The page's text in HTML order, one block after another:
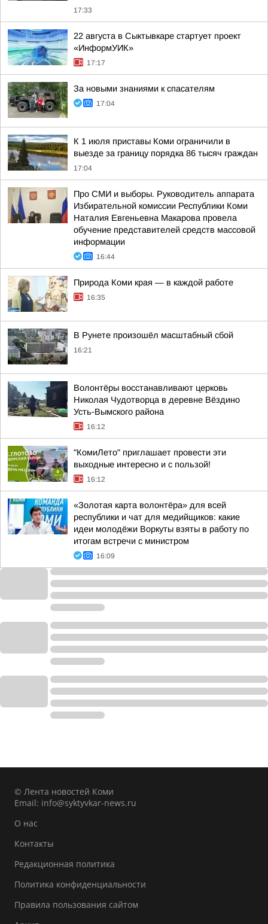
17:33
22 августа в Сыктывкаре стартует проект
«ИнформУИК»
17:17
За новыми знаниями к спасателям
17:04
К 1 июля приставы Коми ограничили в
выезде за границу порядка 86 тысяч граждан
17:04
Про СМИ и выборы. Руководитель аппарата
Избирательной комиссии Республики Коми
Наталия Евгеньевна Макарова провела
обучение представителей средств массовой
информации
16:44
Природа Коми края — в каждой работе
16:35
В Рунете произошёл масштабный сбой
16:21
Волонтёры восстанавливают церковь
Николая Чудотворца в деревне Вёздино
Усть-Вымского района
16:12
"КомиЛето" приглашает провести эти
выходные интересно и с пользой!
16:12
«Золотая карта волонтёра» для всей
республики и чат для медийщиков: какие
идеи молодёжи Воркуты взяты в работу по
итогам встречи с министром
16:09
© Лента новостей Коми
Email: info@syktyvkar-news.ru
О нас
Контакты
Редакционная политика
Политика конфиденциальности
Правила пользования сайтом